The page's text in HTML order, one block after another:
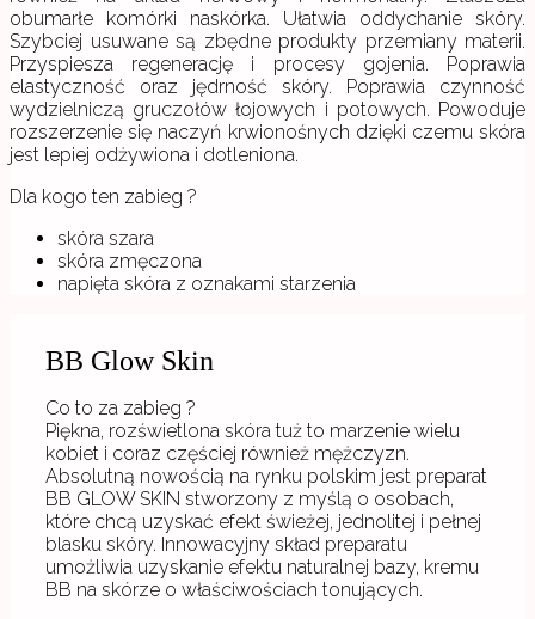
obumarłe komórki naskórka. Ułatwia oddychanie skóry.
Szybciej usuwane są zbędne produkty przemiany materii.
Przyspiesza regenerację i procesy gojenia. Poprawia
elastyczność oraz jędrność skóry. Poprawia czynność
wydzielniczą gruczołów łojowych i potowych. Powoduje
rozszerzenie się naczyń krwionośnych dzięki czemu skóra
jest lepiej odżywiona i dotleniona.
Dla kogo ten zabieg ?
skóra szara
skóra zmęczona
napięta skóra z oznakami starzenia
BB Glow Skin
Co to za zabieg ?
Piękna, rozświetlona skóra tuż to marzenie wielu
kobiet i coraz częściej również mężczyzn.
Absolutną nowością na rynku polskim jest preparat
BB GLOW SKIN stworzony z myślą o osobach,
które chcą uzyskać efekt świeżej, jednolitej i pełnej
blasku skóry. Innowacyjny skład preparatu
umożliwia uzyskanie efektu naturalnej bazy, kremu
BB na skórze o właściwościach tonujących.